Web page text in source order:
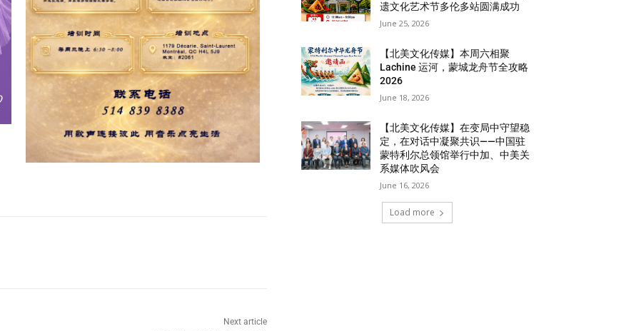
Next article
遗文化艺术节多伦多站圆满成功
June 25, 2026
【北美文化传媒】本周六相聚
Lachine 运河，蒙城龙舟节全攻略
2026
June 18, 2026
【北美文化传媒】在变局中守望稳
定，在对话中凝聚共识——中国驻
蒙特利尔总领馆举行中加、中美关
系媒体吹风会
June 16, 2026
Load more